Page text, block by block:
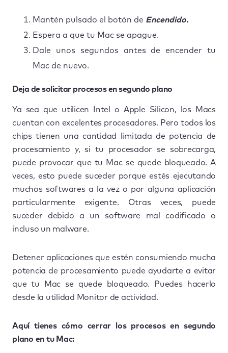
Mantén pulsado el botón de Encendido.
Espera a que tu Mac se apague.
Dale unos segundos antes de encender tu
Mac de nuevo.
Deja de solicitar procesos en segundo plano
Ya sea que utilicen Intel o Apple Silicon, los Macs
cuentan con excelentes procesadores. Pero todos los
chips tienen una cantidad limitada de potencia de
procesamiento y, si tu procesador se sobrecarga,
puede provocar que tu Mac se quede bloqueado. A
veces, esto puede suceder porque estés ejecutando
muchos softwares a la vez o por alguna aplicación
particularmente exigente. Otras veces, puede
suceder debido a un software mal codificado o
incluso un malware.
Detener aplicaciones que estén consumiendo mucha
potencia de procesamiento puede ayudarte a evitar
que tu Mac se quede bloqueado. Puedes hacerlo
desde la utilidad Monitor de actividad.
Aquí tienes cómo cerrar los procesos en segundo
plano en tu Mac: